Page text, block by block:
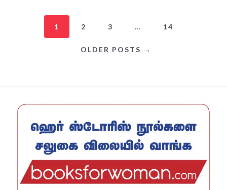
1 2 3 … 14
OLDER POSTS →